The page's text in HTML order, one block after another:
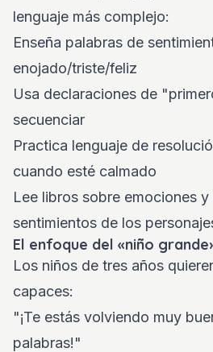
lenguaje más complejo:
Enseña palabras de
enojado/triste/feliz
Usa declaraciones de
secuenciar
Practica lenguaje de
cuando esté calmado
Lee libros sobre emociones
sentimientos de los
El enfoque del «niño
Los niños de tres años
capaces:
"¡Te estás volviendo muy
palabras!"